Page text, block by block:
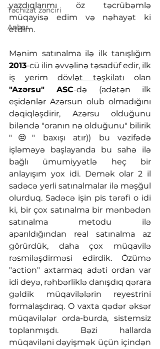
Təchizat zənciri
Anbar
yazdıqlarımı öz təcrübəmlə
müqayisə edim və nəhayət ki
etdim.
2013-cü ilin əvvəlinə təsadüf edir, ilk
iş yerim dövlət təşkilatı
"Azərsu" ASC-də (adətən ilk
eşidənlər Azərsun olub olmadığını
dəqiqləşdirir, Azərsu olduğunu
biləndə "oranın nə olduğunu" bilirik
"😒" baxışı atır)) bu vəzifədə
işləməyə başlayanda bu sahə ilə
bağlı ümumiyyətlə heç bir
anlayışım yox idi. Demək olar 2 il
sadəcə yerli satınalmalar ilə məşğul
olurduq. Sadəcə işin pis tərəfi o idi
ki, bir çox satınalma bir mənbədən
satınalma metodu ilə
aparıldığından real satınalma az
görürdük, daha çox müqavilə
rəsmiləşdirməsi edirdik. Özümə
"action" axtarmaq adəti ordan var
idi deyə, rəhbərliklə danışdıq qərara
gəldik müqavilələrin reyestrini
formalaşdıraq. O vaxta qədər əksər
müqavilələr orda-burda, sistemsiz
toplanmışdı. Bəzi hallarda
müqaviləni dəyişmək üçün içindən